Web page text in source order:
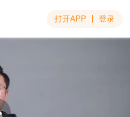
打开APP 登录